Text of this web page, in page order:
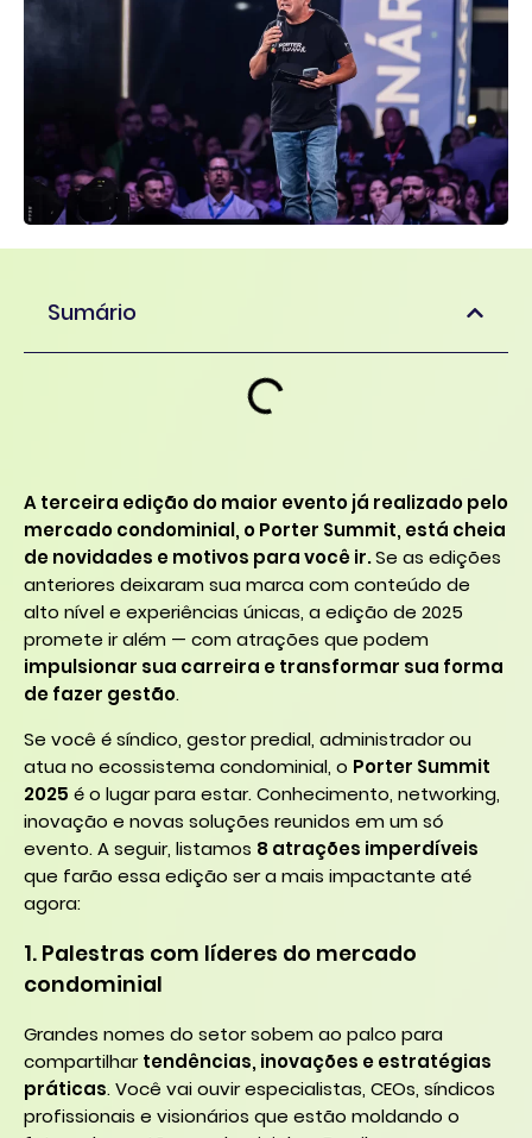
Sumário
A terceira edição do maior evento já realizado pelo
mercado condominial, o Porter Summit, está cheia
de novidades e motivos para você ir.Se as edições
anteriores deixaram sua marca com conteúdo de
alto nível e experiências únicas, a edição de 2025
promete ir além — com atrações que podem
impulsionar sua carreira e transformar sua forma
de fazer gestão.
Se você é síndico, gestor predial, administrador ou
atua no ecossistema condominial, o Porter Summit
2025 é o lugar para estar. Conhecimento, networking,
inovação e novas soluções reunidos em um só
evento. A seguir, listamos 8 atrações imperdíveis
que farão essa edição ser a mais impactante até
agora:
1. Palestras com líderes do mercado
condominial
Grandes nomes do setor sobem ao palco para
compartilhartendências, inovações e estratégias
práticas. Você vai ouvir especialistas, CEOs, síndicos
profissionais e visionários que estão moldando o